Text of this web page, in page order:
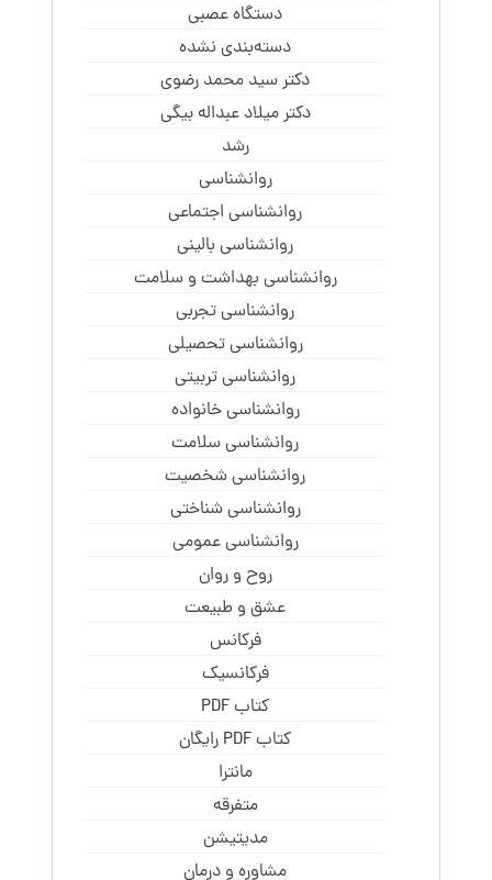
دستگاه عصبی
دسته‌بندی نشده
دکتر سید محمد رضوی
دکتر میلاد عبداله بیگی
رشد
روانشناسی
روانشناسی اجتماعی
روانشناسی بالینی
روانشناسی بهداشت و سلامت
روانشناسی تجربی
روانشناسی تحصیلی
روانشناسی تربیتی
روانشناسی خانواده
روانشناسی سلامت
روانشناسی شخصیت
روانشناسی شناختی
روانشناسی عمومی
روح و روان
عشق و طبیعت
فرکانس
فرکانسیک
کتاب PDF
کتاب PDF رایگان
مانترا
متفرقه
مدیتیشن
مشاوره و درمان